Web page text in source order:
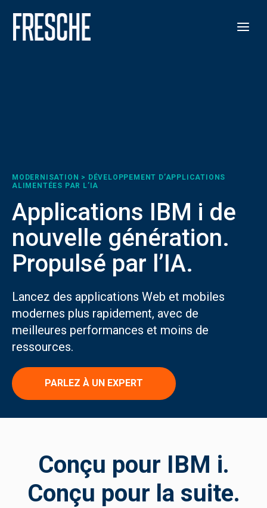
MODERNISATION > DÉVELOPPEMENT D’APPLICATIONS
ALIMENTÉES PAR L’IA
Applications IBM i de
nouvelle génération.
Propulsé par l’IA.
Lancez des applications Web et mobiles
modernes plus rapidement, avec de
meilleures performances et moins de
ressources.
PARLEZ À UN EXPERT
Conçu pour IBM i.
Conçu pour la suite.